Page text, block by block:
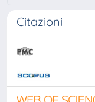
Citazioni